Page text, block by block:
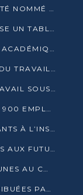
FAUX, OMAR JUNIOR DENIS N’A PAS ÉTÉ NOMMÉ AIDE DE CAMP ADJOINT DE DENIS SASSOU NGUESSO
LIBERTÉ DE LA PRESSE : LE JEC DRESSE UN TABLEAU PRÉOCCUPANT AU CONGO
L’ENFICE LANCE SA PREMIÈRE ANNÉE ACADÉMIQUE AVEC 100 FUTURS ENSEIGNANTS
CONGO TERMINAL CÉLÈBRE LA FÊTE DU TRAVAIL AVEC SES COLLABORATEURS À POINTE-NOIRE
AGL CONGO CÉLÈBRE LA FÊTE DU TRAVAIL SOUS LE SIGNE DE LA COHÉSION
CONGO TERMINAL MOBILISE PLUS DE 900 EMPLOYÉS AUTOUR DE LA SÉCURITÉ AU TRAVAIL
RCM 2030 : DU RÉSEAU DE CONSULTANTS À L’INSTRUMENT DE PUISSANCE EN AFRIQUE FRANCOPHONE
CONGO TERMINAL OUVRE SES PORTES AUX FUTURS INGÉNIEURS AU FORUM DES MÉTIERS D’UCAC-ICAM
SEOPC 2026 : L’ORIENTATION DES JEUNES AU CŒUR DE LA DEUXIÈME ÉDITION
PLUS DE 1 500 MOUSTIQUAIRES DISTRIBUÉES PAR AGL ET CONGO TERMINAL DANS LA LUTTE CONTRE LE PALUDISME